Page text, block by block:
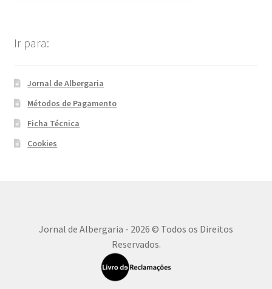
Ir para:
Jornal de Albergaria
Métodos de Pagamento
Ficha Técnica
Cookies
Jornal de Albergaria - 2026 © Todos os Direitos
Reservados.